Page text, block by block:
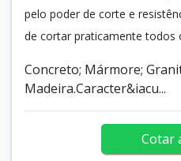
pelo poder de corte e
de cortar praticamente todos
Concreto; Mármore;
Madeira.Caracter&iacu...
Cotar